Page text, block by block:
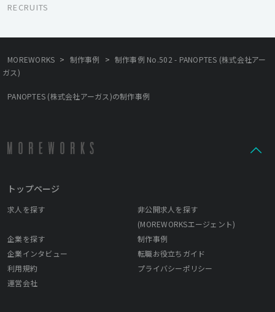
RECRUITS
MOREWORKS > 制作事例 > 制作事例 No.502 - PANOPTES (株式会社アー
ガス)
PANOPTES (株式会社アーガス)の制作事例
トップページ
求人を探す
非公開求人を探す
(MOREWORKSエージェント)
企業を探す
制作事例
企業インタビュー
転職お役立ちガイド
利用規約
プライバシーポリシー
運営会社